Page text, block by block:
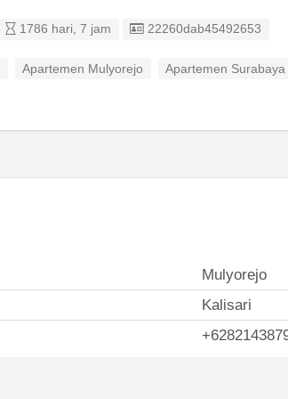
1786 hari, 7 jam Listing ID
22260dab45492653
Apartemen Mulyorejo Apartemen Surabaya
Mulyorejo
Kalisari